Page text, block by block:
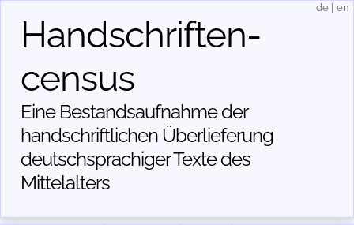
Handschriften­
census
Eine Bestandsaufnahme der
handschriftlichen Über­lieferung
deutschsprachiger Texte des
Mittelalters
de en